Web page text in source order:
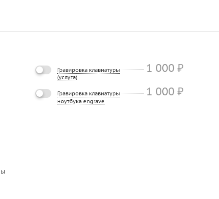
Гравировка клавиатуры
(услуга)
1 000 ₽
Гравировка клавиатуры
ноутбука engrave
1 000 ₽